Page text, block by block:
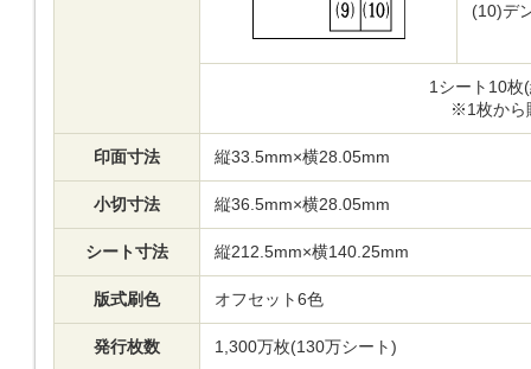
(10)デ
1シート10枚
※1枚から
印面寸法 縦33.5mm×横28.05mm
小切寸法 縦36.5mm×横28.05mm
シート寸法 縦212.5mm×横140.25mm
版式刷色 オフセット6色
発行枚数 1,300万枚(130万シート)